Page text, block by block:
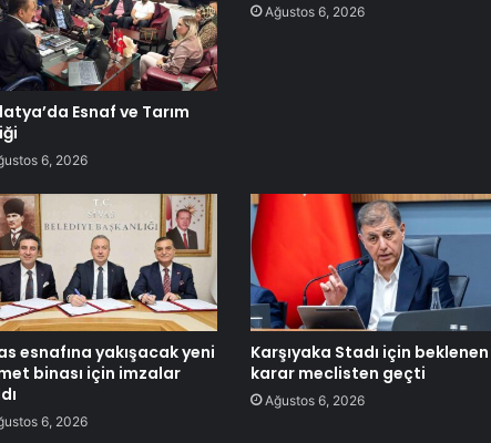
Esnaf ve Tarım
6, 2026
Ağustos 6, 2026
esnafına yakışacak yeni
binası için imzalar
6, 2026
Karşıyaka Stadı için beklenen
karar meclisten geçti
Ağustos 6, 2026